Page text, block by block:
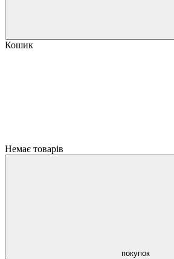
Кошик
Немає товарів
покупок